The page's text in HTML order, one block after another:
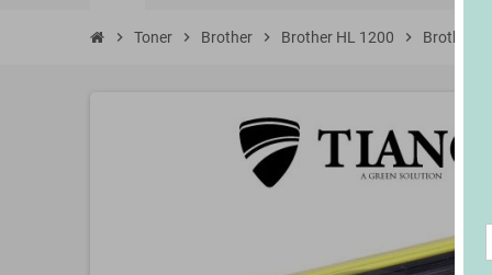
chevron_right Toner chevron_right Brother chevron_right Brother HL 1200 chevron_right Brother